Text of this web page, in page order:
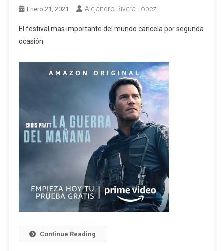
Enero 21, 2021 Alejandro Rivera López
El festival mas importante del mundo cancela por segunda
ocasión
Continue Reading